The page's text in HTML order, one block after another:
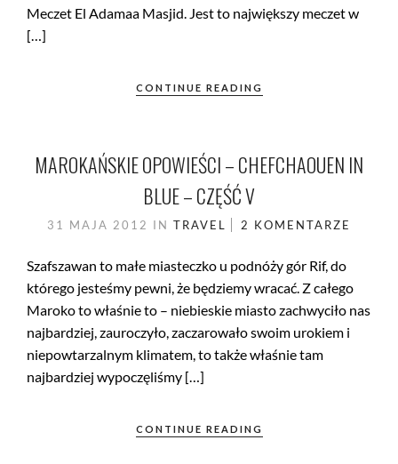
Meczet El Adamaa Masjid. Jest to największy meczet w
[…]
CONTINUE READING
MAROKAŃSKIE OPOWIEŚCI – CHEFCHAOUEN IN
BLUE – CZĘŚĆ V
31 MAJA 2012 IN TRAVEL 2 KOMENTARZE
Szafszawan to małe miasteczko u podnóży gór Rif, do
którego jesteśmy pewni, że będziemy wracać. Z całego
Maroko to właśnie to – niebieskie miasto zachwyciło nas
najbardziej, zauroczyło, zaczarowało swoim urokiem i
niepowtarzalnym klimatem, to także właśnie tam
najbardziej wypoczęliśmy […]
CONTINUE READING